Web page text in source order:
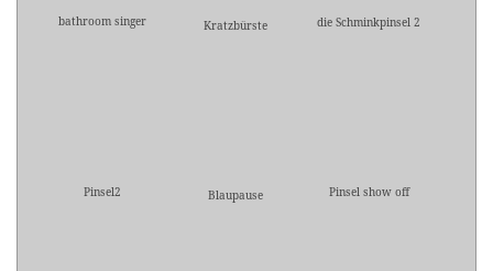
bathroom singer Kratzbürste die Schminkpinsel 2
Pinsel2 Blaupause Pinsel show off